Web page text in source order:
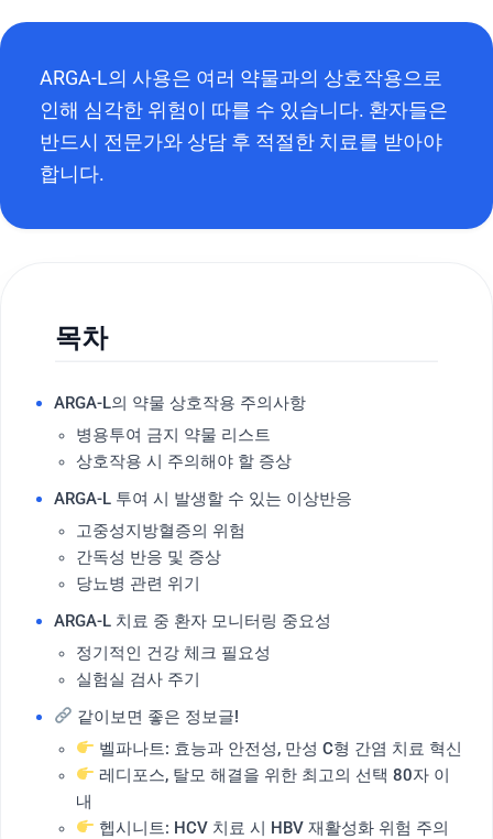
ARGA-L의 사용은 여러 약물과의 상호작용으로
인해 심각한 위험이 따를 수 있습니다. 환자들은
반드시 전문가와 상담 후 적절한 치료를 받아야
합니다.
목차
ARGA-L의 약물 상호작용 주의사항
병용투여 금지 약물 리스트
상호작용 시 주의해야 할 증상
ARGA-L 투여 시 발생할 수 있는 이상반응
고중성지방혈증의 위험
간독성 반응 및 증상
당뇨병 관련 위기
ARGA-L 치료 중 환자 모니터링 중요성
정기적인 건강 체크 필요성
실험실 검사 주기
같이보면 좋은 정보글!
벨파나트: 효능과 안전성, 만성 C형 간염 치료 혁신
레디포스, 탈모 해결을 위한 최고의 선택 80자 이
내
헵시니트: HCV 치료 시 HBV 재활성화 위험 주의